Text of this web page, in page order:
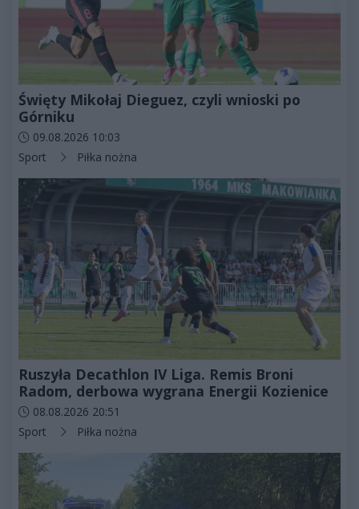
Święty Mikołaj Dieguez, czyli wnioski po
Górniku
Data dodania artykułu:
09.08.2026 10:03
Kategorie artykułu:
Sport Piłka nożna
Ruszyła Decathlon IV Liga. Remis Broni
Radom, derbowa wygrana Energii Kozienice
Data dodania artykułu:
08.08.2026 20:51
Kategorie artykułu:
Sport Piłka nożna